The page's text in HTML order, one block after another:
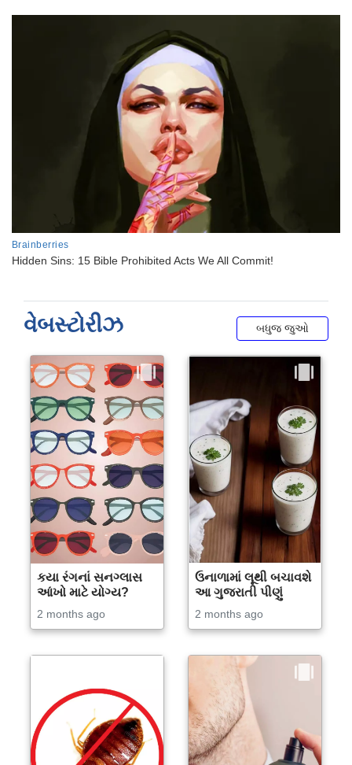
વેબસ્ટોરીઝ બધુજ જુઓ
કયા રંગનાં સનગ્લાસ
આંખો માટે યોગ્ય?
2 months ago
ઉનાળામાં લૂથી બચાવશે
આ ગુજરાતી પીણું
2 months ago